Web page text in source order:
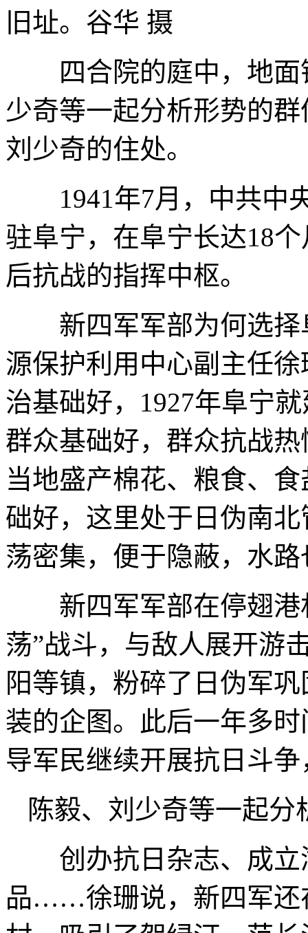
旧址。谷华 摄
四合院的庭中，地面
少奇等一起分析形势的
刘少奇的住处。
1941年7月，中共中
驻阜宁，在阜宁长达18
后抗战的指挥中枢。
新四军军部为何选择
源保护利用中心副主任
治基础好，1927年阜宁
群众基础好，群众抗战
当地盛产棉花、粮食、
础好，这里处于日伪南
荡密集，便于隐蔽，水
新四军军部在停翅港
荡”战斗，与敌人展开游
阳等镇，粉碎了日伪军
装的企图。此后一年多
导军民继续开展抗日斗
陈毅、刘少奇等一起
创办抗日杂志、成立
品……徐珊说，新四军还